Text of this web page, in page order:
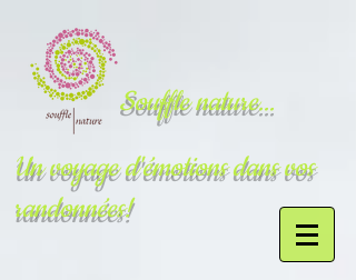
Souffle nature...
Un voyage d'émotions dans vos
randonnées!